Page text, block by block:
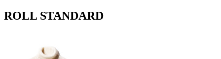
ROLL STANDARD